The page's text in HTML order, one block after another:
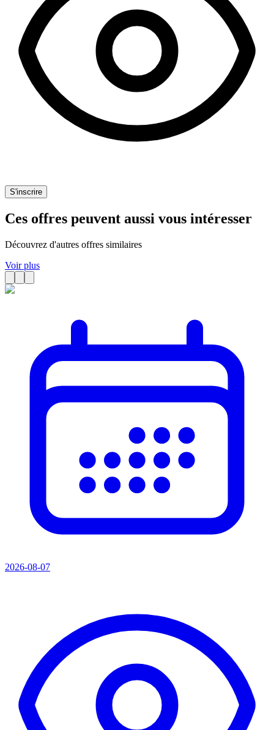
S'inscrire
Ces offres peuvent aussi vous intéresser
Découvrez d'autres offres similaires
Voir plus
2026-08-07